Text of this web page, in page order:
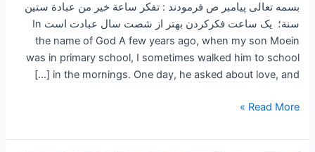
بسمه تعالی پیامبر ص فرمودند : تفكر ساعة خير من عبادة ستين
سنة؛ یک ساعت فکرکردن بهتر از شصت سال عبادت است In
the name of God A few years ago, when my son Moein
was in primary school, I sometimes walked him to school
in the mornings. One day, he asked about love, and […]
Read More »